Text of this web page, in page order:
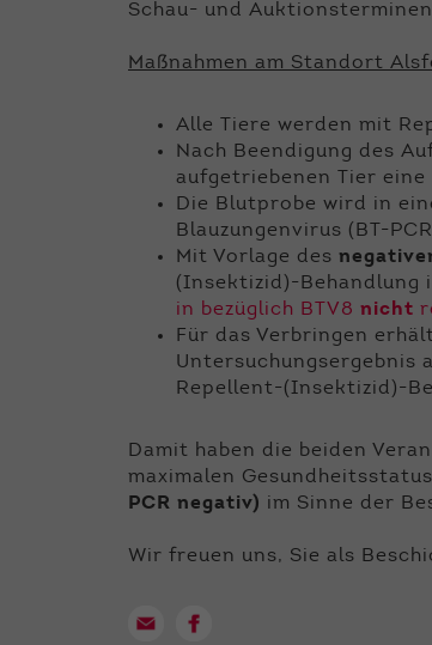
Schau- und
Maßnahmen am Standort
Alle Tiere werden mit
Nach Beendigung des
aufgetriebenen Tier
Die Blutprobe wird in
Blauzungenvirus (BT-
Mit Vorlage des
(Insektizid)-Behandlung
in bezüglich BTV8 nicht
Für das Verbringen
Untersuchungsergebnis
Repellent-(Insektizid)-
Damit haben die beiden
maximalen
PCR negativ) im Sinne der
Wir freuen uns, Sie als